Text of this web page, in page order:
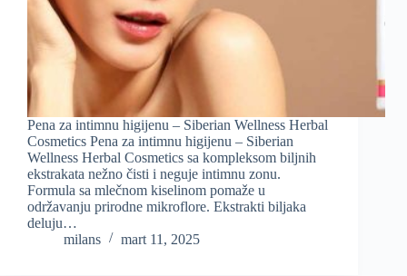
Pena za intimnu higijenu – Siberian Wellness Herbal
Cosmetics Pena za intimnu higijenu – Siberian
Wellness Herbal Cosmetics sa kompleksom biljnih
ekstrakata nežno čisti i neguje intimnu zonu.
Formula sa mlečnom kiselinom pomaže u
održavanju prirodne mikroflore. Ekstrakti biljaka
deluju…
milans
mart 11, 2025